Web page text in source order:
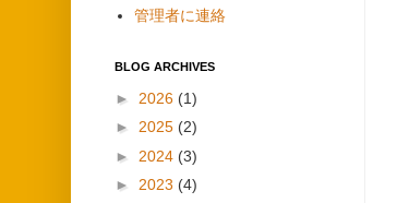
管理者に連絡
BLOG ARCHIVES
► 2026 (1)
► 2025 (2)
► 2024 (3)
► 2023 (4)